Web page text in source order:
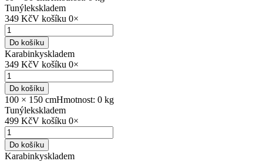
Tunýlekskladem
349 KčV košíku 0×
Do košíku
Karabinkyskladem
349 KčV košíku 0×
Do košíku
100 × 150 cmHmotnost: 0 kg
Tunýlekskladem
499 KčV košíku 0×
Do košíku
Karabinkyskladem